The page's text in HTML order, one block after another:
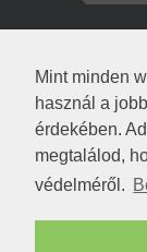
Mint minden
használ a
érdekében.
megtalálod,
védelméről.
darabbaal
!fasza